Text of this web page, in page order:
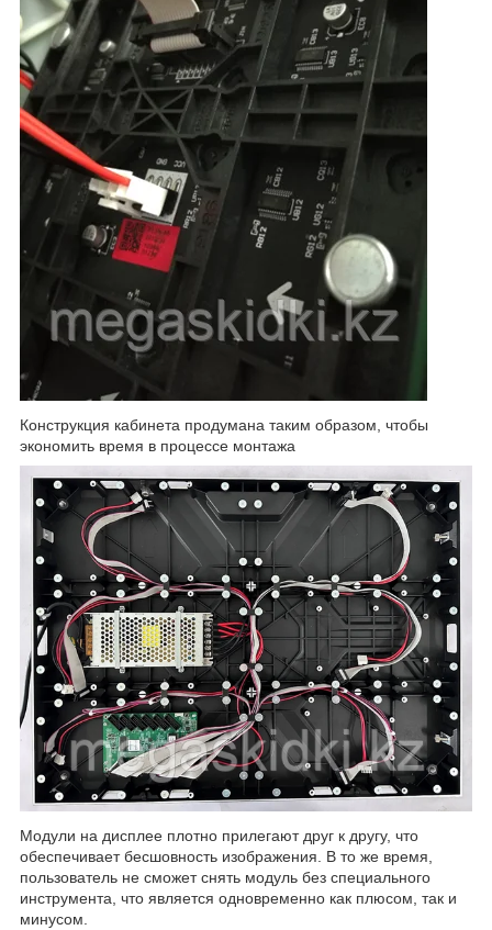
Конструкция кабинета продумана таким образом, чтобы
экономить время в процессе монтажа
Модули на дисплее плотно прилегают друг к другу, что
обеспечивает бесшовность изображения. В то же время,
пользователь не сможет снять модуль без специального
инструмента, что является одновременно как плюсом, так и
минусом.